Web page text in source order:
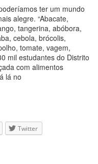
ter um mundo
alegre. “Abacate,
tangerina, abóbora,
cebola, brócolis,
tomate, vagem,
mil estudantes do Distrito
com alimentos
lá no
Twitter